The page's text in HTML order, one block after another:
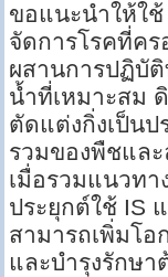
ขอแนะนำให้ใ
จัดการโรคที่ค
ผสานการปฏิบั
น้ำที่เหมาะสม
ตัดแต่งกิ่งเป็นป
รวมของพืชและ
เมื่อรวมแนวทา
ประยุกต์ใช้ IS
สามารถเพิ่มโอ
และบำรุงรักษา